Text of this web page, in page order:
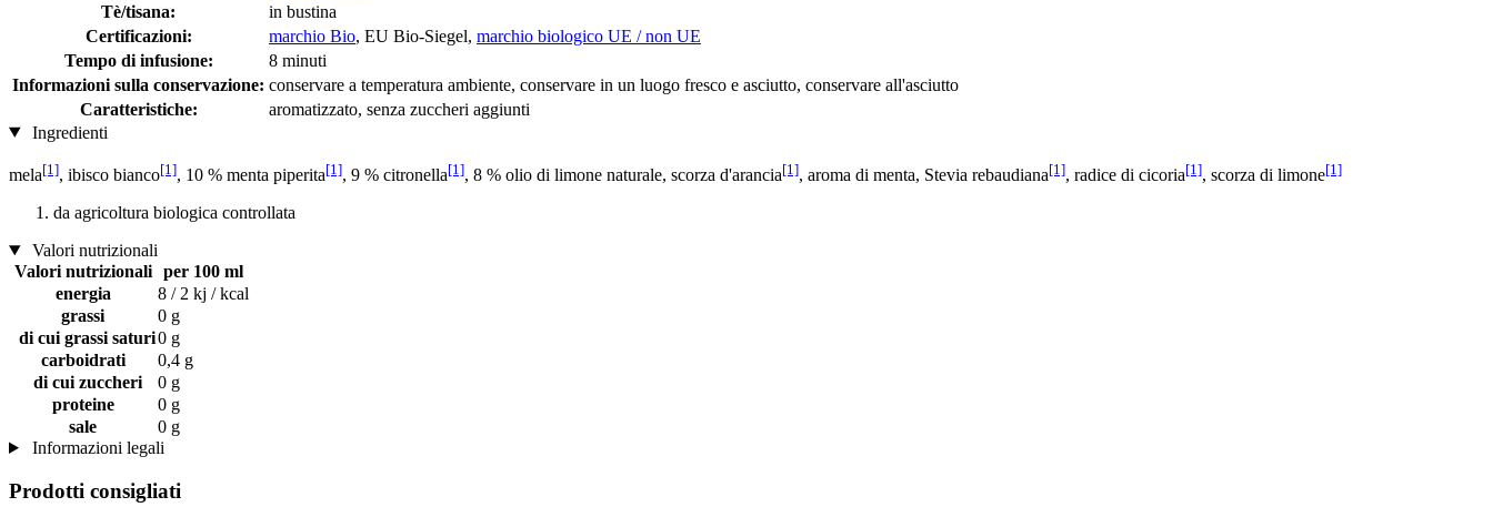
Tè/tisana:
in bustina
Certificazioni:
marchio Bio, EU Bio-Siegel, marchio biologico UE / non UE
Tempo di infusione:
8 minuti
Informazioni sulla conservazione: conservare a temperatura ambiente, conservare in un luogo fresco e asciutto, conservare all'asciutto
Caratteristiche:
aromatizzato, senza zuccheri aggiunti
Ingredienti
mela[1], ibisco bianco[1], 10 % menta piperita[1], 9 % citronella[1], 8 % olio di limone naturale, scorza d'arancia[1], aroma di menta, Stevia rebaudiana[1], radice di cicoria[1], scorza di limone[1]
da agricoltura biologica controllata
Valori nutrizionali
Valori nutrizionali
per 100 ml
energia
8 / 2 kj / kcal
grassi
0 g
di cui grassi saturi0 g
carboidrati
0,4 g
di cui zuccheri
0 g
proteine
0 g
sale
0 g
Informazioni legali
Prodotti consigliati